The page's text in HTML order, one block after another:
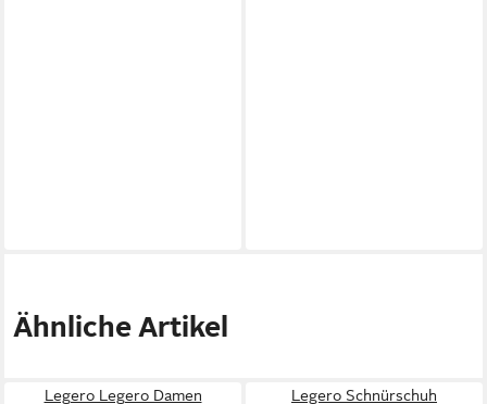
Ähnliche Artikel
Legero Legero Damen
Legero Schnürschuh